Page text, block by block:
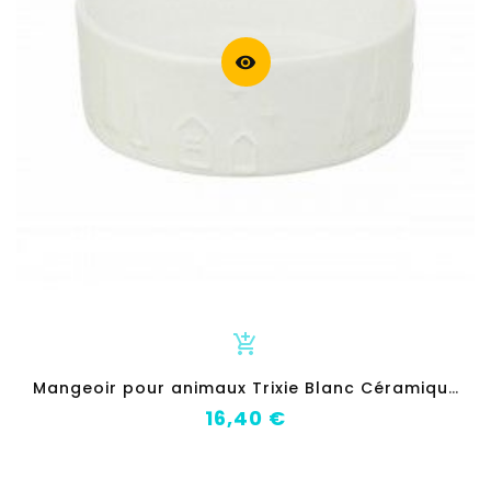
visibility
add_shopping_cart
M
angeoir pour animaux Trixie Blanc Céramique 300 ml Noël
Prix
16,40 €